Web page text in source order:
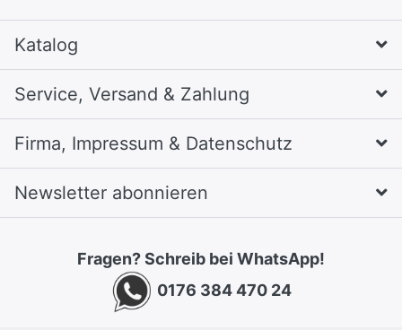
Katalog
Service, Versand & Zahlung
Firma, Impressum & Datenschutz
Newsletter abonnieren
Fragen? Schreib bei WhatsApp!
0176 384 470 24